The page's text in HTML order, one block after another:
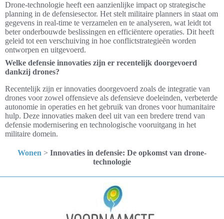
Drone-technologie heeft een aanzienlijke impact op strategische
planning in de defensiesector. Het stelt militaire planners in staat om
gegevens in real-time te verzamelen en te analyseren, wat leidt tot
beter onderbouwde beslissingen en efficiëntere operaties. Dit heeft
geleid tot een verschuiving in hoe conflictstrategieën worden
ontworpen en uitgevoerd.
Welke defensie innovaties zijn er recentelijk doorgevoerd
dankzij drones?
Recentelijk zijn er innovaties doorgevoerd zoals de integratie van
drones voor zowel offensieve als defensieve doeleinden, verbeterde
autonomie in operaties en het gebruik van drones voor humanitaire
hulp. Deze innovaties maken deel uit van een bredere trend van
defensie modernisering en technologische vooruitgang in het
militaire domein.
Wonen > Innovaties in defensie: De opkomst van drone-
technologie